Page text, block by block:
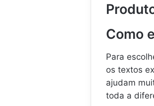
Como
Para
os textos
ajudam
toda a